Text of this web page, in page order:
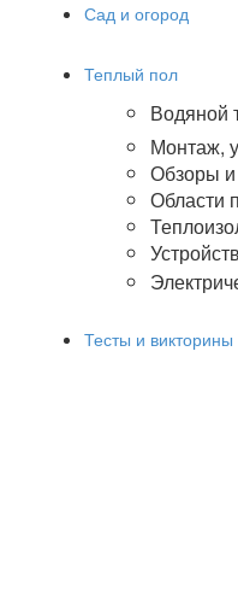
Сад и огород
Теплый пол
Водяной
Монтаж,
Обзоры
Области
Тесты и викторины